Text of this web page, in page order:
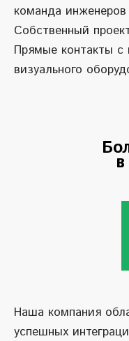
команда инженеров
Собственный
Прямые контакты с
визуального
Наша компания
успешных